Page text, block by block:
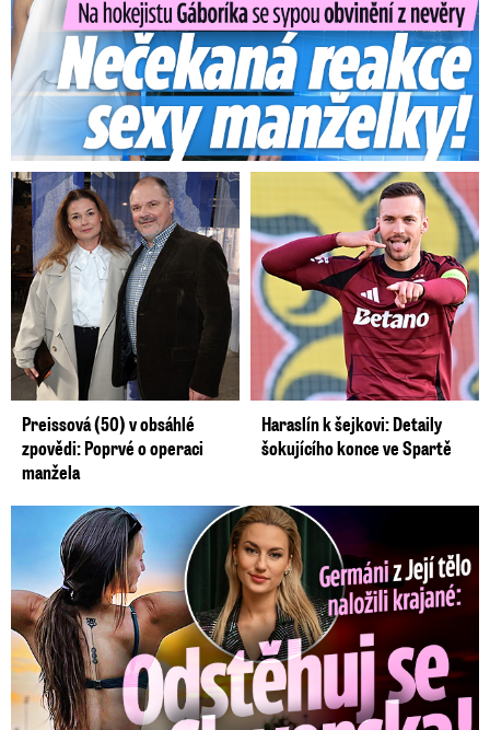
Preissová (50) v obsáhlé
zpovědi: Poprvé o operaci
manžela
Haraslín k šejkovi: Detaily
šokujícího konce ve Spartě
Germáni z Jejího těla: Odstěhuj se, vzkázali jí krajané